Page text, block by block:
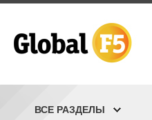
ВСЕ РАЗДЕЛЫ